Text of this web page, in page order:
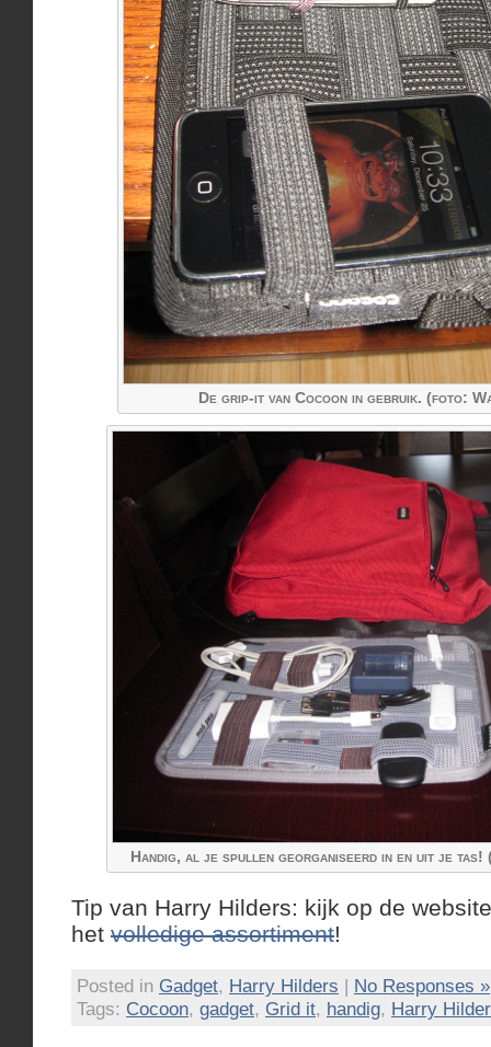
De grip-it van Cocoon in gebruik. (foto:
Handig, al je spullen georganiseerd in en uit je
Tip van Harry Hilders: kijk op de
het volledige assortiment!
Posted in Gadget, Harry Hilders | No Responses »
Tags: Cocoon, gadget, Grid it, handig, Harry